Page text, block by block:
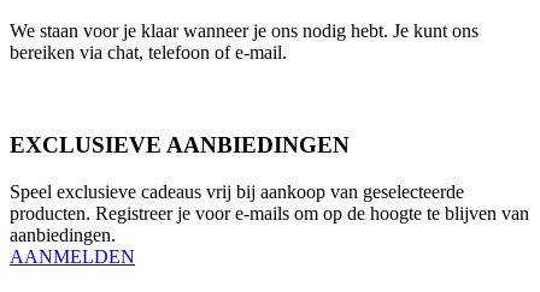
We staan voor je klaar wanneer je ons nodig hebt. Je kunt ons
bereiken via chat, telefoon of e-mail.
EXCLUSIEVE AANBIEDINGEN
Speel exclusieve cadeaus vrij bij aankoop van geselecteerde
producten. Registreer je voor e-mails om op de hoogte te blijven van
aanbiedingen.
AANMELDEN